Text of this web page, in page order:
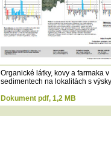
Organické látky, kovy a farmaka v
sedimentech na lokalitách s
Dokument pdf, 1,2 MB